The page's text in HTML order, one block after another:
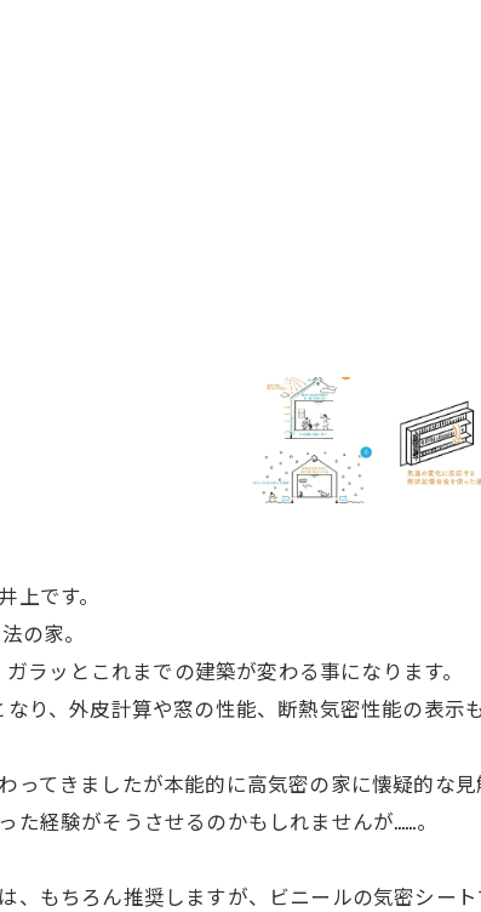
上です。
の家。
ラッとこれまでの建築が変わる事になります。
り、外皮計算や窓の性能、断熱気密性能の表示
ってきましたが本能的に高気密の家に懐疑的な見
た経験がそうさせるのかもしれませんが……。
、もちろん推奨しますが、ビニールの気密シー